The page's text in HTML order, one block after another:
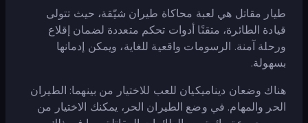
طيار مقاتل هي لعبة محاكاة طيران شيّقة، حيث تتولى
قيادة الطائرة، متقنًا أدوات تحكم متعددة لضمان إقلاع
ورحلة آمنة. الرسومات واقعية للغاية، ويمكن إدمانها
بسهولة.
هناك وضعان ديناميكيان للعب للاختيار من بينهما: الطيران
الحر والمهام. في وضع الطيران الحر، يمكنك الاختيار من